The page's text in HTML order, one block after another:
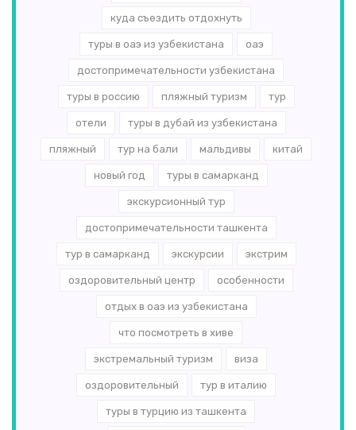
куда съездить отдохнуть
туры в оаэ из узбекистана оаэ
достопримечательности узбекистана
туры в россию пляжный туризм тур
отели туры в дубай из узбекистана
пляжный тур на бали мальдивы китай
новый год туры в самарканд
экскурсионный тур
достопримечательности ташкента
тур в самарканд экскурсии экстрим
оздоровительный центр особенности
отдых в оаэ из узбекистана
что посмотреть в хиве
экстремальный туризм виза
оздоровительный тур в италию
туры в турцию из ташкента